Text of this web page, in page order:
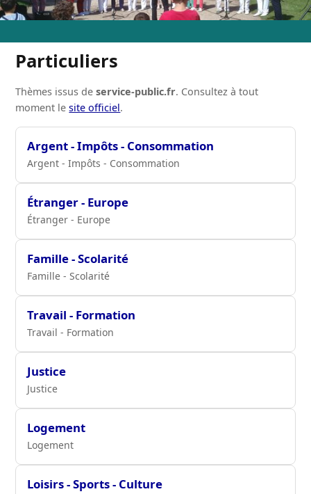
Particuliers
Thèmes issus deservice-public.fr. Consultez à tout
moment lesite officiel.
Argent - Impôts - Consommation
Argent - Impôts - Consommation
Étranger - Europe
Étranger - Europe
Famille - Scolarité
Famille - Scolarité
Travail - Formation
Travail - Formation
Justice
Justice
Logement
Logement
Loisirs - Sports - Culture